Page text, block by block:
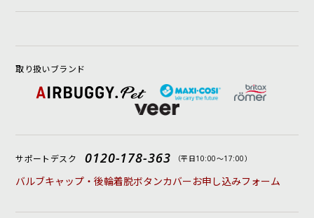
取り扱いブランド
サポートデスク 0120-178-363 （平日10:00〜17:00）
バルブキャップ・後輪着脱ボタンカバーお申し込みフォーム